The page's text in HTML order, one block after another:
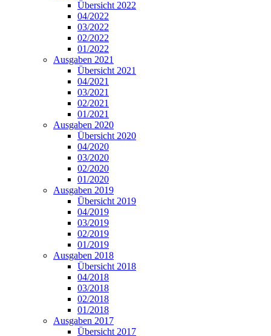
Übersicht 2022
04/2022
03/2022
02/2022
01/2022
Ausgaben 2021
Übersicht 2021
04/2021
03/2021
02/2021
01/2021
Ausgaben 2020
Übersicht 2020
04/2020
03/2020
02/2020
01/2020
Ausgaben 2019
Übersicht 2019
04/2019
03/2019
02/2019
01/2019
Ausgaben 2018
Übersicht 2018
04/2018
03/2018
02/2018
01/2018
Ausgaben 2017
Übersicht 2017